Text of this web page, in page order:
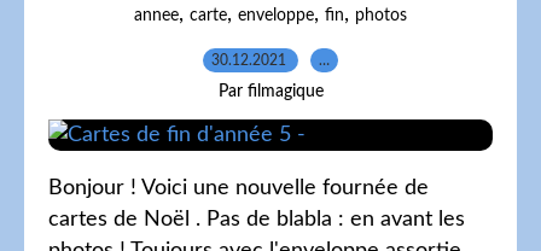
annee, carte, enveloppe, fin, photos
30.12.2021 …
Par filmagique
Bonjour ! Voici une nouvelle fournée de
cartes de Noël . Pas de blabla : en avant les